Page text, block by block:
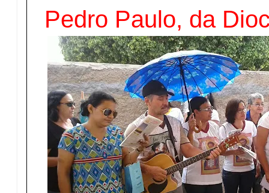
Pedro Paulo, da